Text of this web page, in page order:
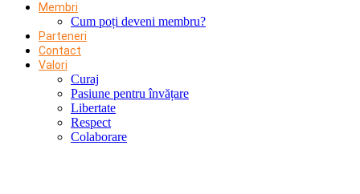
Membri
Cum poți deveni membru?
Parteneri
Contact
Valori
Curaj
Pasiune pentru învățare
Libertate
Respect
Colaborare